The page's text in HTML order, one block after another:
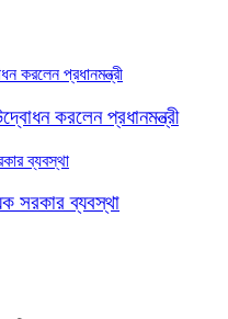
করলেন প্রধানমন্ত্রী
সরকার ব্যবস্থা